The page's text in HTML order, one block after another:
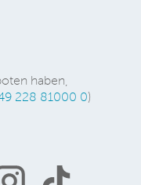
haben,
228 81000 0)